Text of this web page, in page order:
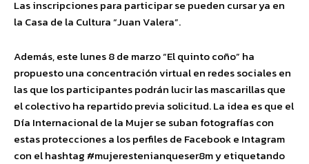
Las inscripciones para participar se pueden cursar ya en
la Casa de la Cultura “Juan Valera”.
Además, este lunes 8 de marzo “El quinto coño” ha
propuesto una concentración virtual en redes sociales en
las que los participantes podrán lucir las mascarillas que
el colectivo ha repartido previa solicitud. La idea es que el
Día Internacional de la Mujer se suban fotografías con
estas protecciones a los perfiles de Facebook e Intagram
con el hashtag #mujerestenianqueser8m y etiquetando